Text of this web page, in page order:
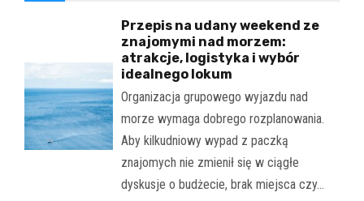
Przepis na udany weekend ze
znajomymi nad morzem:
atrakcje, logistyka i wybór
idealnego lokum
Organizacja grupowego wyjazdu nad
morze wymaga dobrego rozplanowania.
Aby kilkudniowy wypad z paczką
znajomych nie zmienił się w ciągłe
dyskusje o budżecie, brak miejsca czy…